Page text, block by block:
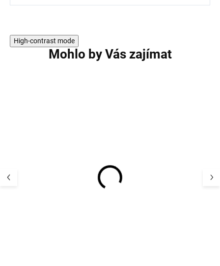
High-contrast mode
Mohlo by Vás zajímat